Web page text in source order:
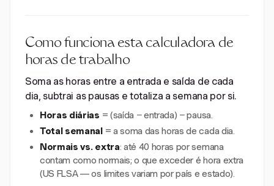
Como funciona esta calculadora de
horas de trabalho
Soma as horas entre a entrada e saída de cada
dia, subtrai as pausas e totaliza a semana por si.
Horas diárias = (saída − entrada) − pausa.
Total semanal= a soma das horas de cada dia.
Normais vs. extra: até 40 horas por semana
contam como normais; o que exceder é hora extra
(US FLSA — os limites variam por país e estado).